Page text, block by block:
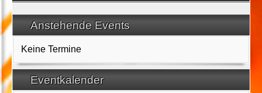
Anstehende Events
Keine Termine
Eventkalender